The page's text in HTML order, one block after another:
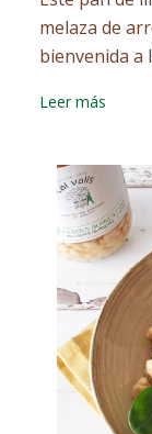
melaza de
bienvenida a
Leer más